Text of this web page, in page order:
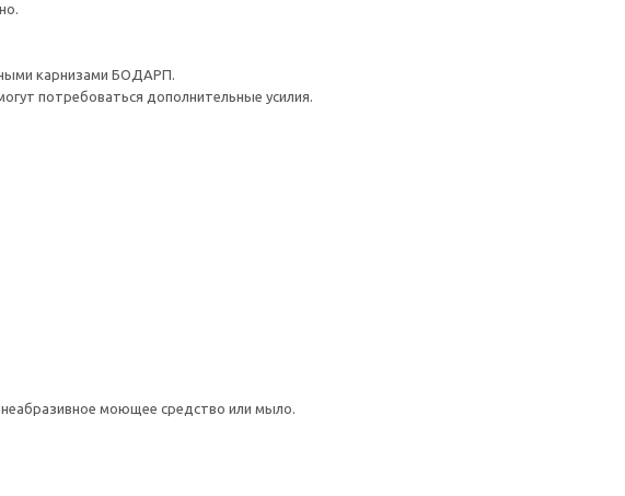
карнизами БОДАРП.
потребоваться дополнительные усилия.
моющее средство или мыло.